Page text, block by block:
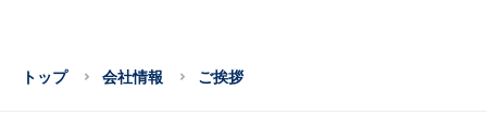
トップ 会社情報 ご挨拶